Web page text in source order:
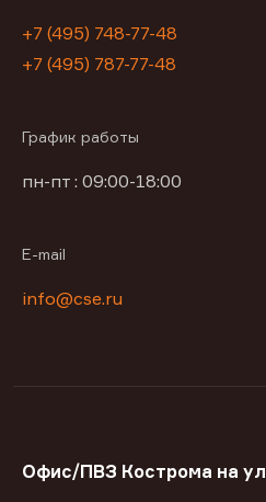
+7 (495) 748-77-48
+7 (495) 787-77-48
График работы
пн-пт : 09:00-18:00
E-mail
info@cse.ru
Офис/ПВЗ Кострома на